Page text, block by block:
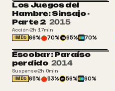
Los Juegos del
Hambre: Sinsajo -
Parte 2 2015
Acción·2h 17min
IMDb 66% 70% m 65% 70%
Escobar: Paraíso
perdido 2014
Suspense·2h 0min
IMDb 65% 53% m 56% 60%